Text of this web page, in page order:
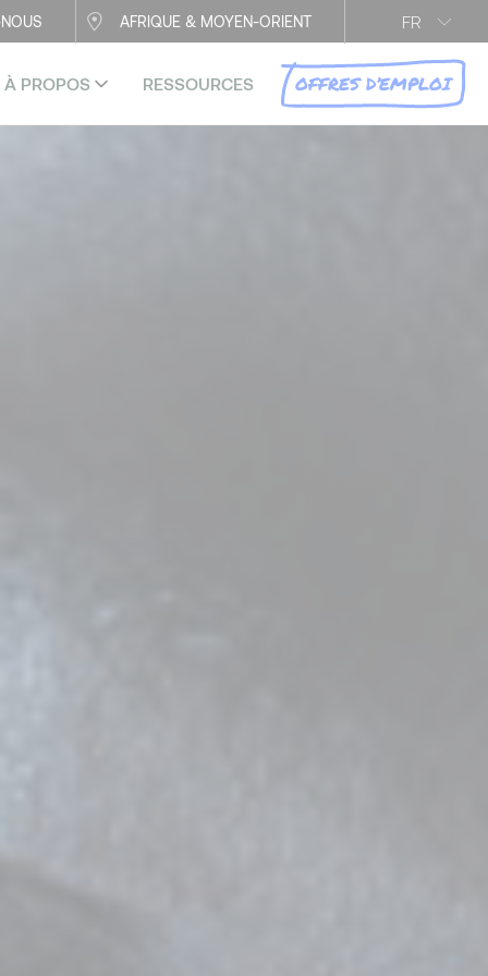
FR
AFRIQUE & MOYEN-ORIENT
À PROPOS RESSOURCES OFFRES D’EMPLOI